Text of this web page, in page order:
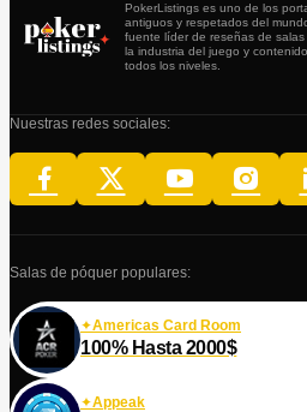
PokerListings es uno de los
antiguos y respetados del
fuente líder de reseñas de
la industria del juego y
todos los niveles.
Nuestras redes sociales:
Salas de póquer populares:
Americas Card Room
100% Hasta 2000$
Appeak